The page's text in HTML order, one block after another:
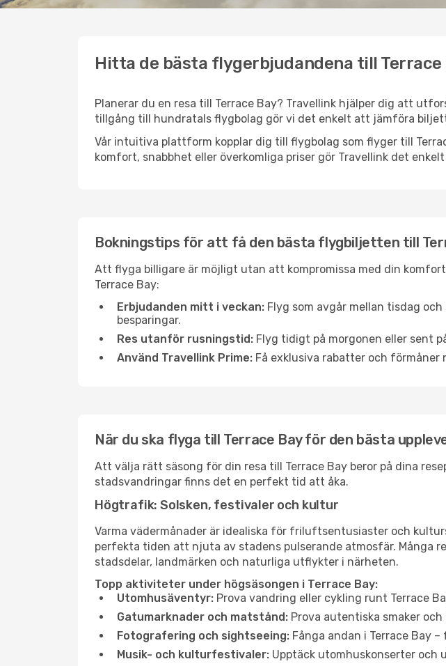
Hitta de bästa flygerbjudandena till Terrace
Planerar du en resa till Terrace Bay? Travellink hjälper dig att
tillgång till hundratals flygbolag gör vi det enkelt att jämföra
Vår intuitiva plattform kopplar dig till flygbolag som flyger till
komfort, snabbhet eller överkomliga priser gör Travellink det
Bokningstips för att få den bästa flygbiljetten till
Att flyga billigare är möjligt utan att kompromissa med din
Terrace Bay:
Erbjudanden mitt i veckan: Flyg som avgår mellan tisdag
besparingar.
Res utanför rusningstid: Flyg tidigt på morgonen eller sent
Använd Travellink Prime: Få exklusiva rabatter och
När du ska flyga till Terrace Bay för den bästa
Att välja rätt säsong för din resa till Terrace Bay beror på dina
stadsvandringar finns det en perfekt tid att åka.
Högtrafik: Solsken, festivaler och kultur
Varma vädermånader är idealiska för friluftsentusiaster och
perfekta tiden att njuta av stadens pulserande atmosfär. Många
stadsdelar, landmärken och naturliga utflykter i närheten.
Topp aktiviteter under högsäsongen i Terrace Bay:
Utomhusäventyr: Prova vandring eller cykling runt Terrace
Gatumarknader och matstånd: Prova autentiska smaker
Fotografering och sightseeing: Fånga andan i Terrace Bay
Musik- och kulturfestivaler: Upptäck utomhuskonserter och